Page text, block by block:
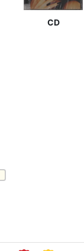
CD